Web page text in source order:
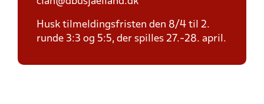
Husk tilmeldingsfristen den 8/4 til 2.
runde 3:3 og 5:5, der spilles 27.-28. april.